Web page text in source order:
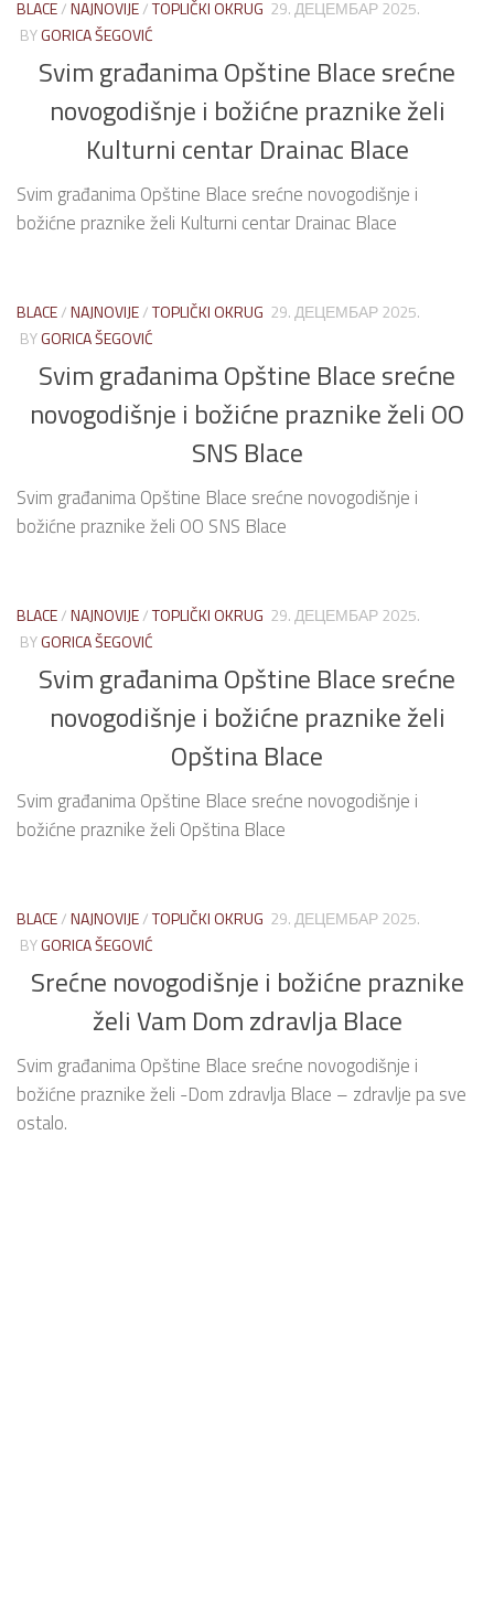
BLACE/NAJNOVIJE/TOPLIČKI OKRUG 29. ДЕЦЕМБАР 2025.
BYGORICA ŠEGOVIĆ
Svim građanima Opštine Blace srećne
novogodišnje i božićne praznike želi
Kulturni centar Drainac Blace
Svim građanima Opštine Blace srećne novogodišnje i
božićne praznike želi Kulturni centar Drainac Blace
BLACE/NAJNOVIJE/TOPLIČKI OKRUG 29. ДЕЦЕМБАР 2025.
BYGORICA ŠEGOVIĆ
Svim građanima Opštine Blace srećne
novogodišnje i božićne praznike želi OO
SNS Blace
Svim građanima Opštine Blace srećne novogodišnje i
božićne praznike želi OO SNS Blace
BLACE/NAJNOVIJE/TOPLIČKI OKRUG 29. ДЕЦЕМБАР 2025.
BYGORICA ŠEGOVIĆ
Svim građanima Opštine Blace srećne
novogodišnje i božićne praznike želi
Opština Blace
Svim građanima Opštine Blace srećne novogodišnje i
božićne praznike želi Opština Blace
BLACE/NAJNOVIJE/TOPLIČKI OKRUG 29. ДЕЦЕМБАР 2025.
BYGORICA ŠEGOVIĆ
Srećne novogodišnje i božićne praznike
želi Vam Dom zdravlja Blace
Svim građanima Opštine Blace srećne novogodišnje i
božićne praznike želi -Dom zdravlja Blace – zdravlje pa sve
ostalo.